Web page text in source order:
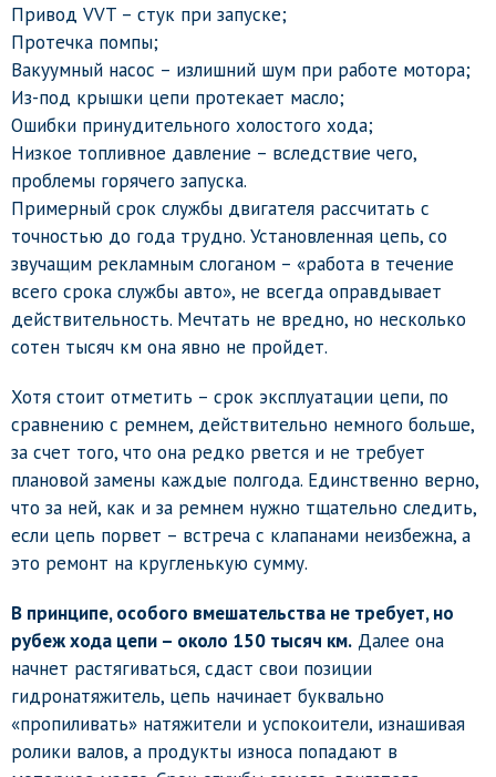
Привод VVT – стук при запуске;
Протечка помпы;
Вакуумный насос – излишний шум при работе мотора;
Из-под крышки цепи протекает масло;
Ошибки принудительного холостого хода;
Низкое топливное давление – вследствие чего,
проблемы горячего запуска.
Примерный срок службы двигателя рассчитать с
точностью до года трудно. Установленная цепь, со
звучащим рекламным слоганом – «работа в течение
всего срока службы авто», не всегда оправдывает
действительность. Мечтать не вредно, но несколько
сотен тысяч км она явно не пройдет.
Хотя стоит отметить – срок эксплуатации цепи, по
сравнению с ремнем, действительно немного больше,
за счет того, что она редко рвется и не требует
плановой замены каждые полгода. Единственно верно,
что за ней, как и за ремнем нужно тщательно следить,
если цепь порвет – встреча с клапанами неизбежна, а
это ремонт на кругленькую сумму.
В принципе, особого вмешательства не требует, но
рубеж хода цепи – около 150 тысяч км. Далее она
начнет растягиваться, сдаст свои позиции
гидронатяжитель, цепь начинает буквально
«пропиливать» натяжители и успокоители, изнашивая
ролики валов, а продукты износа попадают в